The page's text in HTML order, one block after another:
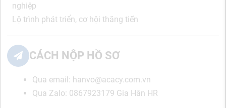
nghiệp
Lộ trình phát triển, cơ hội thăng tiến
CÁCH NỘP HỒ SƠ
Qua email: hanvo@acacy.com.vn
Qua Zalo: 0867923179 Gia Hân HR